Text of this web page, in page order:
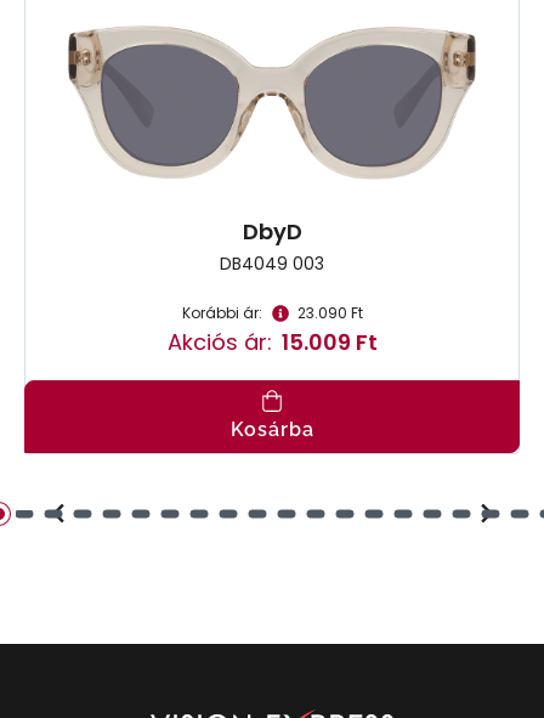
DbyD
DB4049 003
Korábbi ár: 23.090 Ft
Akciós ár: 15.009 Ft
Kosárba